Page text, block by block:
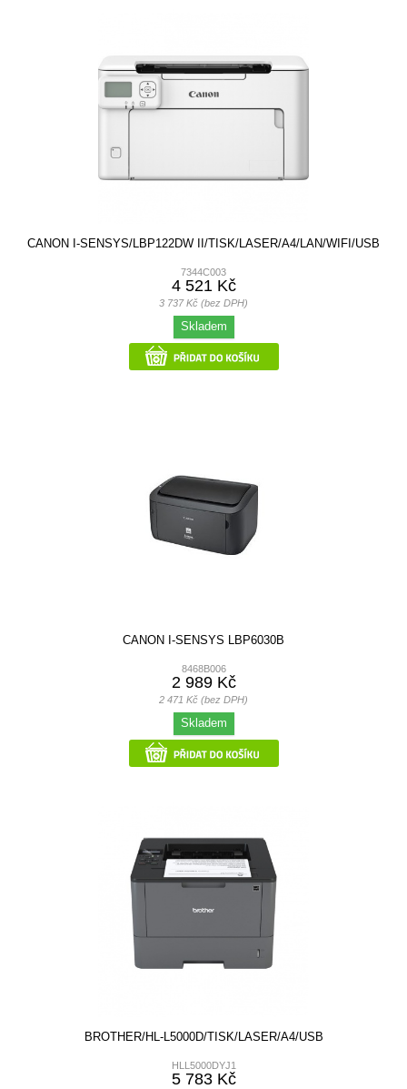
CANON I-SENSYS/LBP122DW II/TISK/LASER/A4/LAN/WIFI/USB
7344C003
4 521 Kč
3 737 Kč (bez DPH)
Skladem
CANON I-SENSYS LBP6030B
8468B006
2 989 Kč
2 471 Kč (bez DPH)
Skladem
BROTHER/HL-L5000D/TISK/LASER/A4/USB
HLL5000DYJ1
5 783 Kč